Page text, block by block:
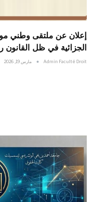
إعلان عن ملتقى وطني
الجزائية في ظل القانون رقم
Admin Faculté Droit مارس 19, 2026